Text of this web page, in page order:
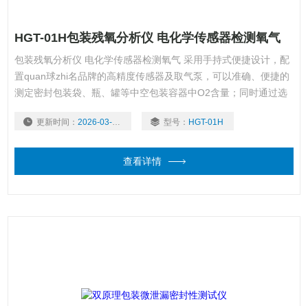
HGT-01H包装残氧分析仪 电化学传感器检测氧气
包装残氧分析仪 电化学传感器检测氧气 采用手持式便捷设计，配
置quan球zhi名品牌的高精度传感器及取气泵，可以准确、便捷的
测定密封包装袋、瓶、罐等中空包装容器中O2含量；同时通过选
室等场合快速、准确的对气体中O2、CO2含量做出评价，从而指
更新时间： 2026-03-09 型号： HGT-01H
查看详情